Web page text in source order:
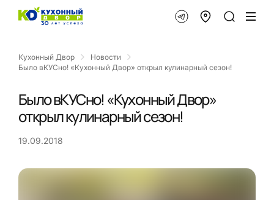
Кухонный Двор
Новости
Было вКУСно! «Кухонный Двор» открыл кулинарный сезон!
Было вКУСно! «Кухонный Двор»
открыл кулинарный сезон!
19.09.2018